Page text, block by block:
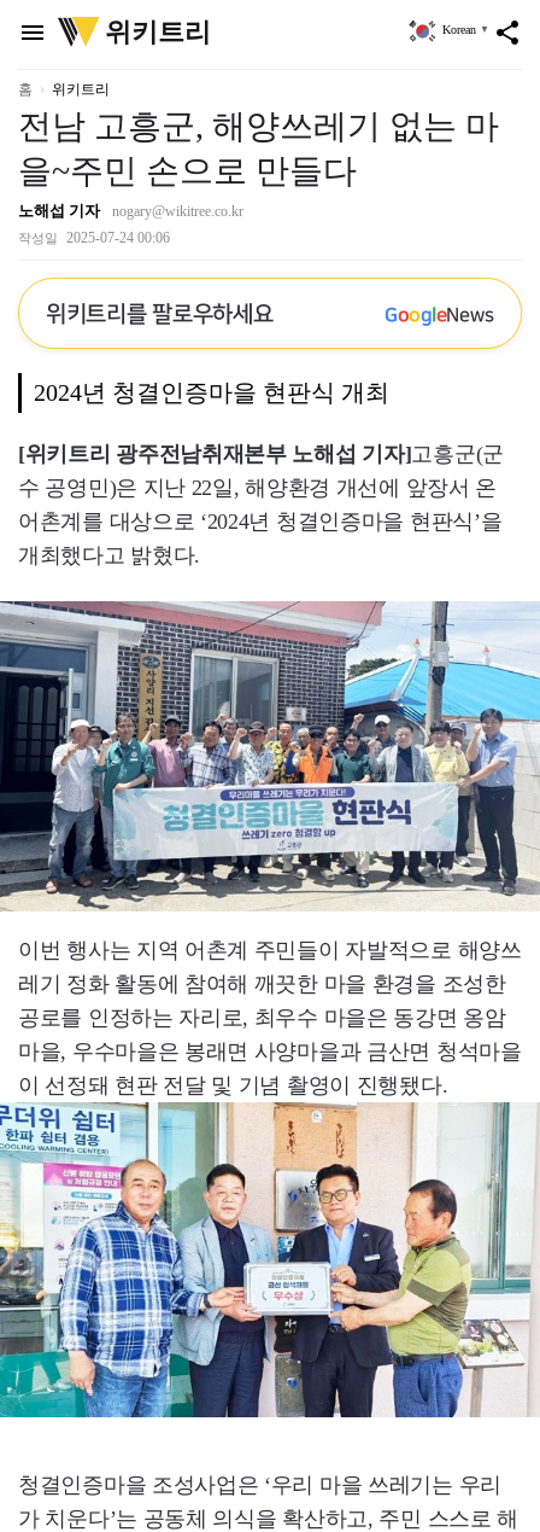
menu
위
키
리
위키트리 share
Korean ▼
홈 위키트리
전남 고흥군, 해양쓰레기 없는 마
을~주민 손으로 만들다
노해섭 기자 nogary@wikitree.co.kr
작성일 2025-07-24 00:06
위키트리를 팔로우하세요 GoogleNews
2024년 청결인증마을 현판식 개최
[위키트리 광주전남취재본부 노해섭 기자]고흥군(군
수 공영민)은 지난 22일, 해양환경 개선에 앞장서 온
어촌계를 대상으로 ‘2024년 청결인증마을 현판식’을
개최했다고 밝혔다.
이번 행사는 지역 어촌계 주민들이 자발적으로 해양쓰
레기 정화 활동에 참여해 깨끗한 마을 환경을 조성한
공로를 인정하는 자리로, 최우수 마을은 동강면 옹암
마을, 우수마을은 봉래면 사양마을과 금산면 청석마을
이 선정돼 현판 전달 및 기념 촬영이 진행됐다.
청결인증마을 조성사업은 ‘우리 마을 쓰레기는 우리
가 치운다’는 공동체 의식을 확산하고, 주민 스스로 해